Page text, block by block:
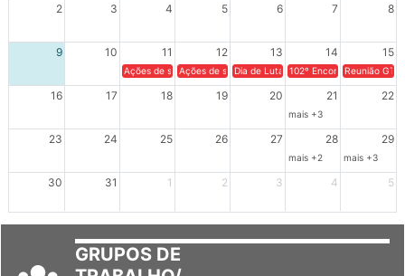
2 3 4 5 6 7 8
9 10 11 12 13 14 15
Ações de solidariedade a Cuba no Rio Grande do Sul - 100
Ações de solidariedade a Cuba no Rio Grande do
Dia de Luta em Defesa de Cuba e da
102º Encontro da
Reunião
16 17 18 19 20 21 22
mais +3
23 24 25 26 27 28 29
mais +2 mais +3
30 31 1 2 3 4 5
GRUPOS DE